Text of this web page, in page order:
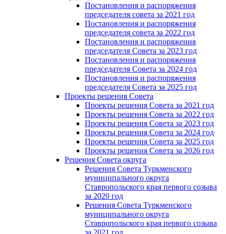
Постановления и распоряжения
председателя совета за 2021 год
Постановления и распоряжения
председателя совета за 2022 год
Постановления и распоряжения
председателя Cовета за 2023 год
Постановления и распоряжения
председателя Cовета за 2024 год
Постановления и распоряжения
председателя Cовета за 2025 год
Проекты решения Cовета
Проекты решения Совета за 2021 год
Проекты решения Совета за 2022 год
Проекты решения Cовета за 2023 год
Проекты решения Совета за 2024 год
Проекты решения Совета за 2025 год
Проекты решения Совета за 2026 год
Решения Совета округа
Решения Совета Туркменского
муниципального округа
Ставропольского края первого созыва
за 2020 год
Решения Совета Туркменского
муниципального округа
Ставропольского края первого созыва
за 2021 год